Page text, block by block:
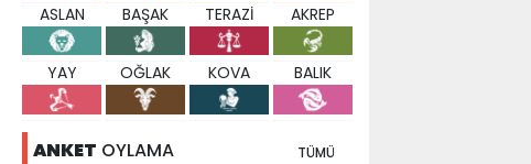
ASLAN BAŞAK TERAZİ AKREP
YAY OĞLAK KOVA BALIK
ANKET OYLAMA TÜMÜ